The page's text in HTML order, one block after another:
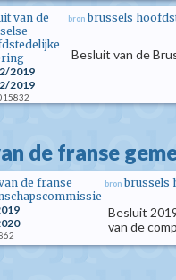
van de
2019
2019
bron brussels
Besluit van de
de franse
de franse
bron brussels
Besluit
van de